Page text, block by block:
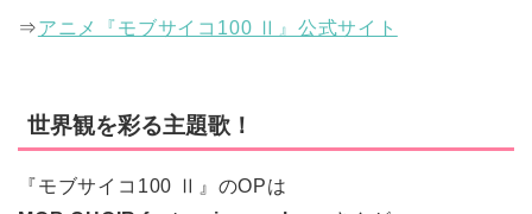
⇒アニメ『モブサイコ100 Ⅱ』公式サイト
世界観を彩る主題歌！
『モブサイコ100 Ⅱ』のOPは